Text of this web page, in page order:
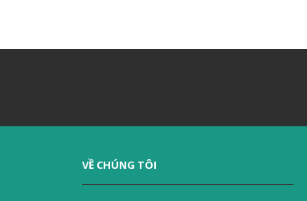
VỀ CHÚNG TÔI